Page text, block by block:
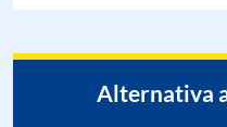
Alternativa